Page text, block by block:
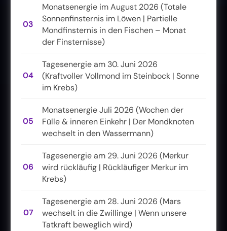
03
Monatsenergie im August 2026 (Totale
Sonnenfinsternis im Löwen | Partielle
Mondfinsternis in den Fischen – Monat
der Finsternisse)
04
Tagesenergie am 30. Juni 2026
(Kraftvoller Vollmond im Steinbock | Sonne
im Krebs)
05
Monatsenergie Juli 2026 (Wochen der
Fülle & inneren Einkehr | Der Mondknoten
wechselt in den Wassermann)
06
Tagesenergie am 29. Juni 2026 (Merkur
wird rückläufig | Rückläufiger Merkur im
Krebs)
07
Tagesenergie am 28. Juni 2026 (Mars
wechselt in die Zwillinge | Wenn unsere
Tatkraft beweglich wird)